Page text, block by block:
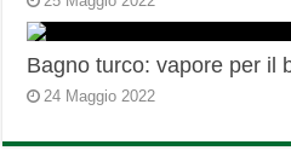
Bagno turco: vapore per il
24 Maggio 2022